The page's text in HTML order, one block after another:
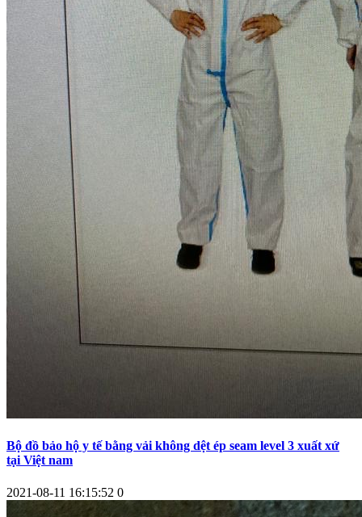
Bộ đồ bảo hộ y tế bằng vải không dệt ép seam level 3 xuất xứ
tại Việt nam
2021-08-11 16:15:52 0